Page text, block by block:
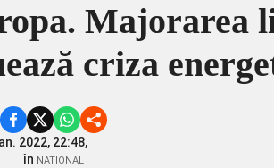
Majorarea
criza
2022, 22:48,
în NATIONAL